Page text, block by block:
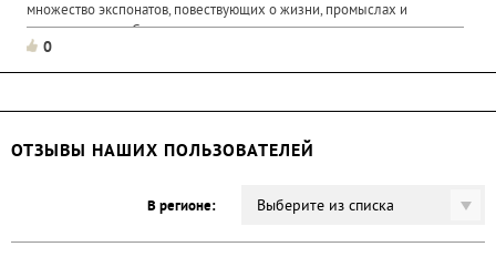
множество экспонатов, повествующих о жизни, промыслах и
традициях мари. Среди экпонатов музея - выполненные в...
0
ОТЗЫВЫ НАШИХ ПОЛЬЗОВАТЕЛЕЙ
В регионе: Выберите из списка